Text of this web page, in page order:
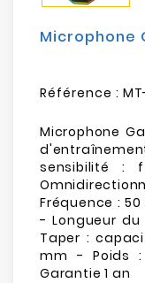
Loisirs
Microphone
Référence :
Microphone
sensibilité :
Fréquence : 50
- Longueur
Taper :
mm - Poids
Garantie 1 an